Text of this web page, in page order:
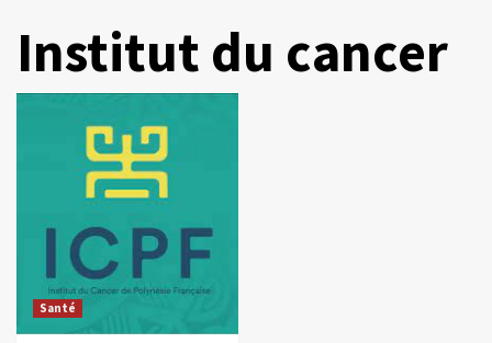
Institut du cancer
Santé